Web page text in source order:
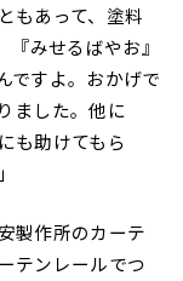
もあって、塗料
みせるばやお』
ですよ。おかげで
ました。他に
も助けてもら
製作所のカーテ
テンレールでつ